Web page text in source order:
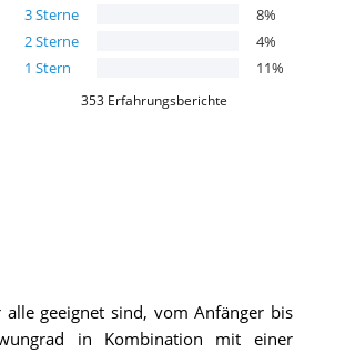
3Sterne 8%
2Sterne 4%
1 Stern 11%
353 Erfahrungsberichte
geeignet sind, vom Anfänger bis
in Kombination mit einer